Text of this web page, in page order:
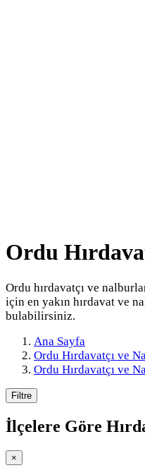
Ordu
Ordu hırdavatçı ve
için en yakın hırdavat ve
bulabilirsiniz.
Ana Sayfa
Ordu Hırdavatçı ve
Ordu Hırdavatçı ve
Filtre
İlçelere Göre
×